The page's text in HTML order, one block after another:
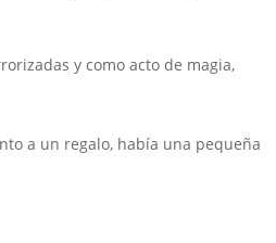
y como acto de magia,
a un regalo, había una pequeña